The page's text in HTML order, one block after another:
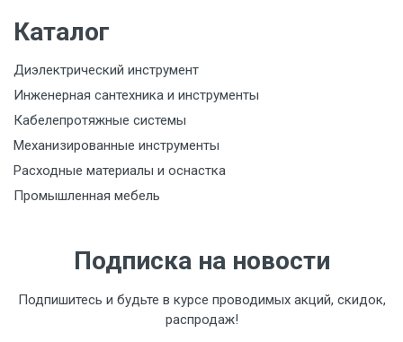
Каталог
Диэлектрический инструмент
Инженерная сантехника и инструменты
Кабелепротяжные системы
Механизированные инструменты
Расходные материалы и оснастка
Промышленная мебель
Подписка на новости
Подпишитесь и будьте в курсе проводимых акций, скидок,
распродаж!